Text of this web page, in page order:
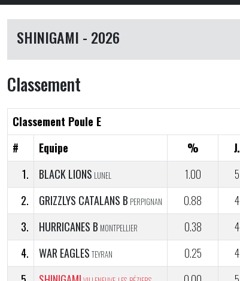
SHINIGAMI - 2026
Classement
Classement Poule E
#
Equipe % J.
1.
BLACK LIONS LUNEL 1.00 5
2.
GRIZZLYS CATALANS B PERPIGNAN 0.88 4
3.
HURRICANES B MONTPELLIER 0.38 4
4.
WAR EAGLES TEYRAN 0.25 4